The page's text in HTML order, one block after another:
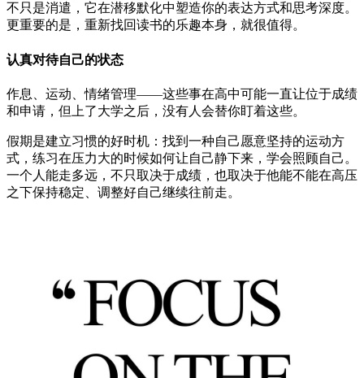
不只是消遣，它在潜移默化中塑造你的表达方式和思考深度。
更重要的是，重新找回读书的乐趣本身，就很值得。
认真对待自己的状态
作息、运动、情绪管理——这些事在高中可能一直让位于成绩
和申请，但上了大学之后，没有人会替你盯着这些。
假期是建立习惯的好时机：找到一种自己愿意坚持的运动方
式，练习在压力大的时候如何让自己静下来，学会照顾自己。
一个人能走多远，不只取决于成绩，也取决于他能不能在高压
之下保持稳定、调整好自己继续往前走。